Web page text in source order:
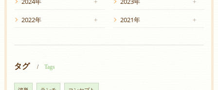
2022年 2021年
タグ Tags